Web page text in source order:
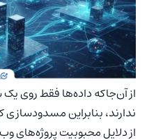
از آن‌جاکه داده‌ها فقط روی
ندارند، بنابراین